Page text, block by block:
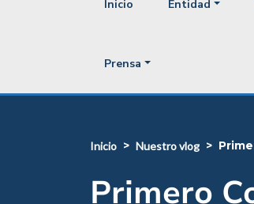
Inicio Entidad
Prensa
inicio nuestro vlog
Primero